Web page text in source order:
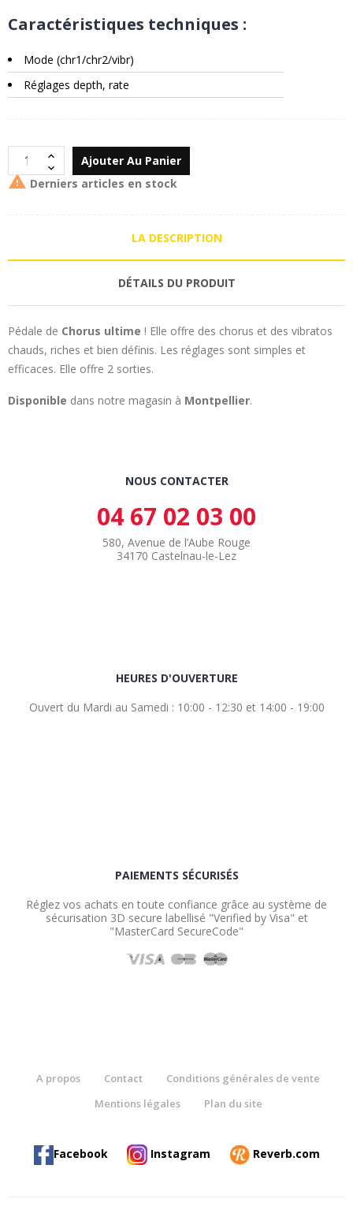
Caractéristiques techniques :
Mode (chr1/chr2/vibr)
Réglages depth, rate
Ajouter Au Panier
 Derniers articles en stock
LA DESCRIPTION
DÉTAILS DU PRODUIT
Pédale de Chorus ultime ! Elle offre des chorus et des vibratos
chauds, riches et bien définis. Les réglages sont simples et
efficaces. Elle offre 2 sorties.
Disponible dans notre magasin à Montpellier.
NOUS CONTACTER
04 67 02 03 00
580, Avenue de l’Aube Rouge
34170 Castelnau-le-Lez
HEURES D'OUVERTURE
Ouvert du Mardi au Samedi : 10:00 - 12:30 et 14:00 - 19:00
PAIEMENTS SÉCURISÉS
Réglez vos achats en toute confiance grâce au système de
sécurisation 3D secure labellisé "Verified by Visa" et
"MasterCard SecureCode"
A propos Contact
Conditions générales de vente
Mentions légales
Plan du site
Facebook Instagram Reverb.com